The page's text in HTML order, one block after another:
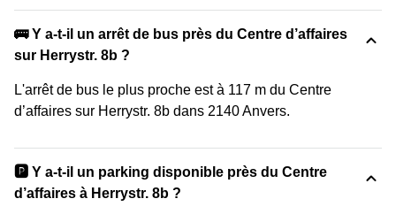
🚌 Y a-t-il un arrêt de bus près du Centre d’affaires
sur Herrystr. 8b ?
L'arrêt de bus le plus proche est à 117 m du Centre
d’affaires sur Herrystr. 8b dans 2140 Anvers.
🅿️ Y a-t-il un parking disponible près du Centre
d’affaires à Herrystr. 8b ?